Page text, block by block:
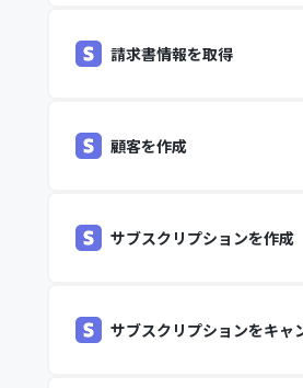
請求書情報を取得
顧客を作成
サブスクリプションを作成
サブスクリプションをキャ